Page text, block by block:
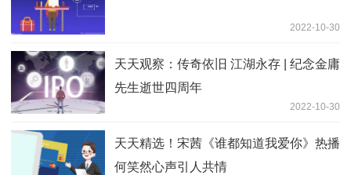
2022-10-30
天天观察：传奇依旧 江湖永存 | 纪念金庸
先生逝世四周年
2022-10-30
天天精选！宋茜《谁都知道我爱你》热播
何笑然心声引人共情